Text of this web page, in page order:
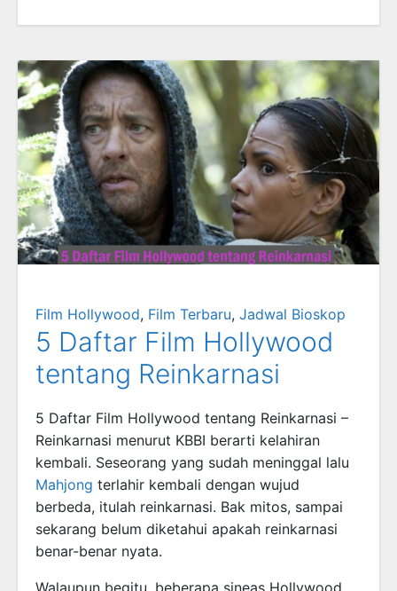
Film Hollywood, Film Terbaru, Jadwal Bioskop
5 Daftar Film Hollywood
tentang Reinkarnasi
5 Daftar Film Hollywood tentang Reinkarnasi –
Reinkarnasi menurut KBBI berarti kelahiran
kembali. Seseorang yang sudah meninggal lalu
Mahjong terlahir kembali dengan wujud
berbeda, itulah reinkarnasi. Bak mitos, sampai
sekarang belum diketahui apakah reinkarnasi
benar-benar nyata.
Walaupun begitu, beberapa sineas Hollywood